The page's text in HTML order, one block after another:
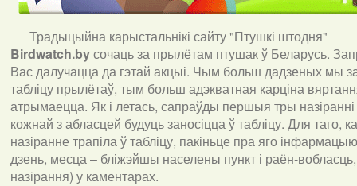
Традыцыйна карыстальнікі сайту "Птушкі штодня"
Birdwatch.byсочаць за прылётам птушак ў Беларусь.
Вас далучацца да гэтай акцыі. Чым больш дадзеных мы
табліцу прылётаў, тым больш адэкватная карціна
атрымаецца. Як і летась, сапраўды першыя тры
кожнай з абласцей будуць заносіцца ў табліцу. Для таго,
назіранне трапіла ў табліцу, пакіньце пра яго
дзень, месца – бліжэйшы населены пункт і раён-
назірання) у каментарах.